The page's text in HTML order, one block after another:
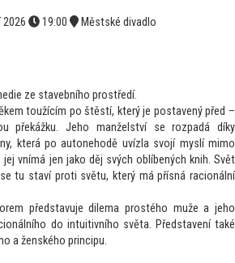
19:00
Městské divadlo
ze stavebního prostředí.
toužícím po štěstí, který je postavený před –
překážku. Jeho manželství se rozpadá díky
která po autonehodě uvízla svojí myslí mimo
vnímá jen jako děj svých oblíbených knih. Svět
tu staví proti světu, který má přísná racionální
představuje dilema prostého muže a jeho
do intuitivního světa. Představení také
a ženského principu.